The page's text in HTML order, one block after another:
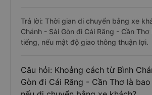
Trả lời: Thời gian di chuyển bằng xe
Chánh - Sài Gòn đi Cái Răng - Cần
tiếng, nếu mật độ giao thông thuận lợi.
Câu hỏi: Khoảng cách từ Bình
Gòn đi Cái Răng - Cần Thơ là